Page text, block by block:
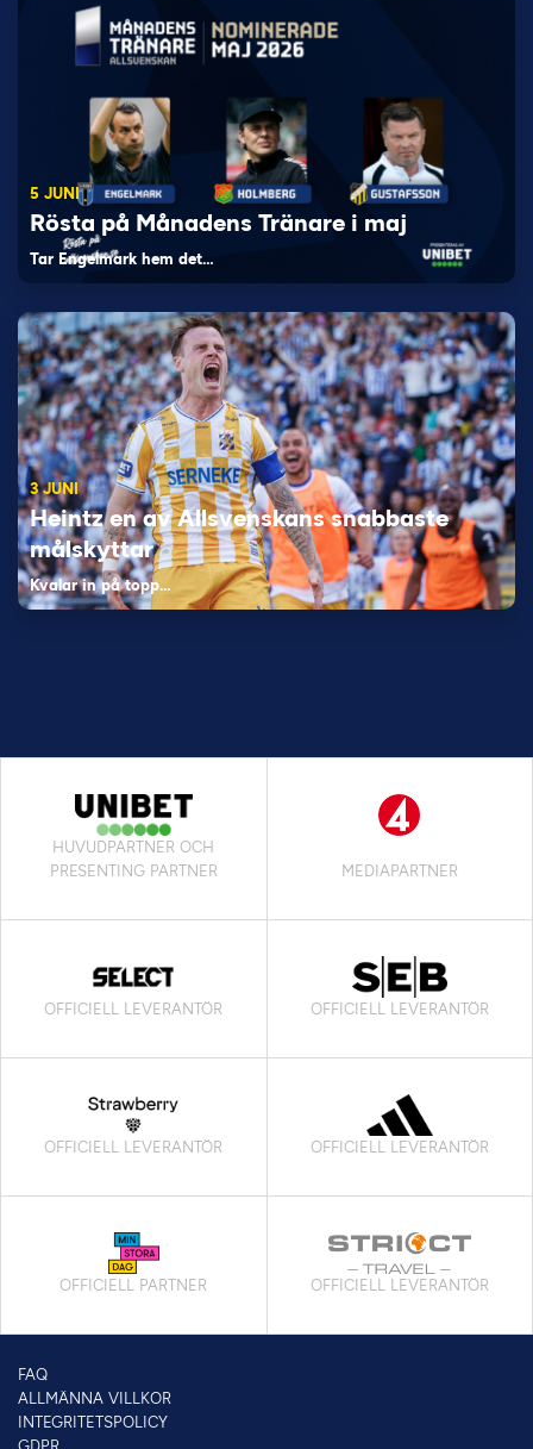
5 JUNI
Rösta på Månadens Tränare i maj
Tar Engelmark hem det…
3 JUNI
Heintz en av Allsvenskans snabbaste
målskyttar
Kvalar in på topp…
HUVUDPARTNER OCH
PRESENTING PARTNER
MEDIAPARTNER
OFFICIELL LEVERANTÖR OFFICIELL LEVERANTÖR
OFFICIELL LEVERANTÖR OFFICIELL LEVERANTÖR
OFFICIELL PARTNER OFFICIELL LEVERANTÖR
FAQ
ALLMÄNNA VILLKOR
INTEGRITETSPOLICY